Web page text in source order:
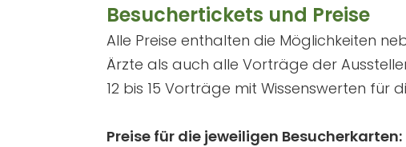
Besuchertickets und Preise
Alle Preise enthalten die Möglichkeiten
Ärzte als auch alle Vorträge der
12 bis 15 Vorträge mit Wissenswerten für
Preise für die jeweiligen Besucherkarten: